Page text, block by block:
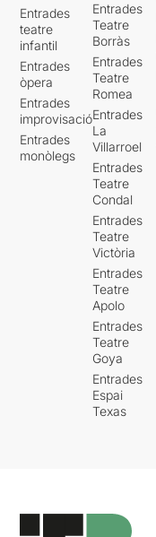
Entrades
teatre
infantil
Entrades
òpera
Entrades
improvisació
Entrades
monòlegs
Entrades
Teatre
Borràs
Entrades
Teatre
Romea
Entrades
La
Villarroel
Entrades
Teatre
Condal
Entrades
Teatre
Victòria
Entrades
Teatre
Apolo
Entrades
Teatre
Goya
Entrades
Espai
Texas